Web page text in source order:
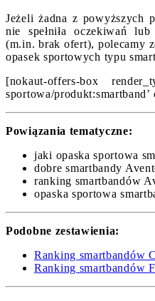
Jeżeli żadna z powyższych
nie spełniła oczekiwań
(m.in. brak ofert), polecamy
opasek sportowych typu
[nokaut-offers-box
sportowa/produkt:smartband’
Powiązania tematyczne:
jaki opaska sportowa
dobre smartbandy
ranking smartbandów
opaska sportowa
Podobne zestawienia:
Ranking smartbandów
Ranking smartbandów